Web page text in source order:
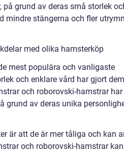
grund av deras små storlek
mindre stängerna och fler
med olika hamsterköp
mest populära och vanligaste
och enklare vård har gjort
och roborovski-hamstrar
grund av deras unika
är att de är mer tåliga och kan
och roborovski-hamstrar